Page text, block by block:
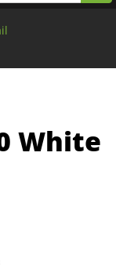
White